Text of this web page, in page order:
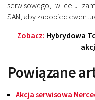
serwisowego, w celu
SAM, aby zapobiec
Zobacz: Hybrydowa
Powiązane
Akcja serwisowa